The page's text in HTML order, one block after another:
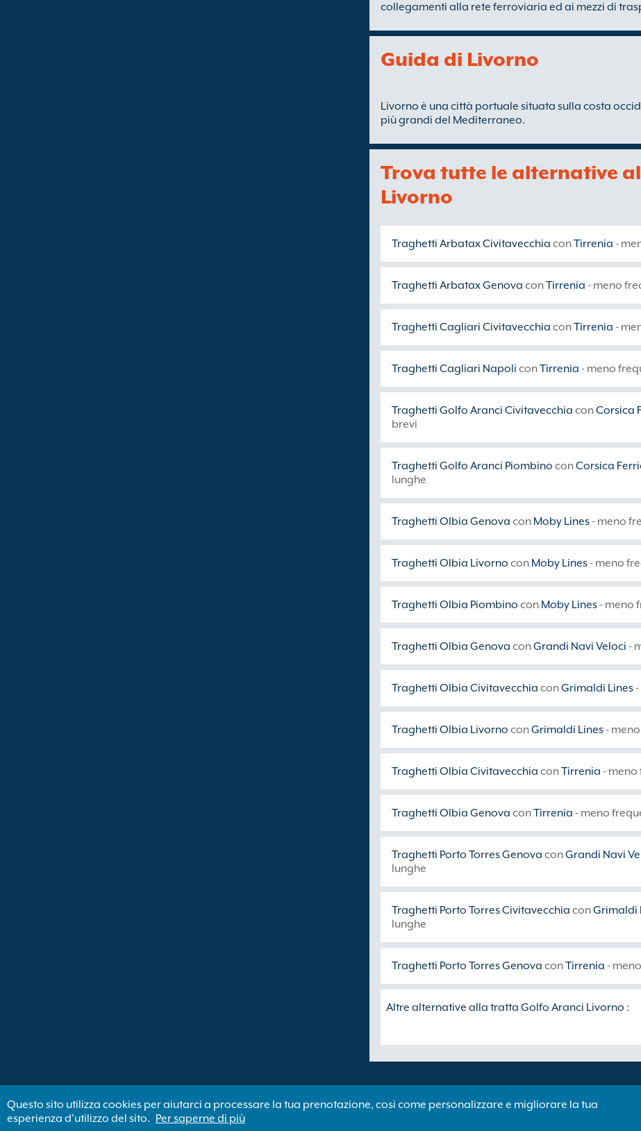
collegamenti alla rete ferroviaria ed ai mezzi di
Guida di Livorno
Livorno è una città portuale situata sulla costa
più grandi del Mediterraneo.
Trova tutte le alternative
Livorno
Traghetti Arbatax Civitavecchia conTirrenia -
Traghetti Arbatax Genova conTirrenia - meno
Traghetti Cagliari Civitavecchia conTirrenia -
Traghetti Cagliari Napoli conTirrenia - meno
Traghetti Golfo Aranci Civitavecchia conCorsica
brevi
Traghetti Golfo Aranci Piombino conCorsica
lunghe
Traghetti Olbia Genova con Moby Lines- meno
Traghetti Olbia Livorno con Moby Lines- meno
Traghetti Olbia Piombino con Moby Lines- meno
Traghetti Olbia Genova conGrandi Navi Veloci -
Traghetti Olbia Civitavecchia conGrimaldi Lines
Traghetti Olbia Livorno conGrimaldi Lines-
Traghetti Olbia Civitavecchia conTirrenia - meno
Traghetti Olbia Genova conTirrenia - meno
Traghetti Porto Torres Genova conGrandi Navi
lunghe
Traghetti Porto Torres Civitavecchia conGrimaldi
lunghe
Traghetti Porto Torres Genova conTirrenia -
Altre alternative alla tratta Golfo Aranci Livorno :
Copyright ©Newincco 1399 Limited
Newincco 1399 Limited ha i suoi uffici registrati a Londra, Regno Unito. Iscrizione al Registro delle Imprese
Questo sito utilizza cookies per aiutarci a processare la tua prenotazione, così come personalizzare e migliorare la tua
esperienza d'utilizzo del sito. Per saperne di più